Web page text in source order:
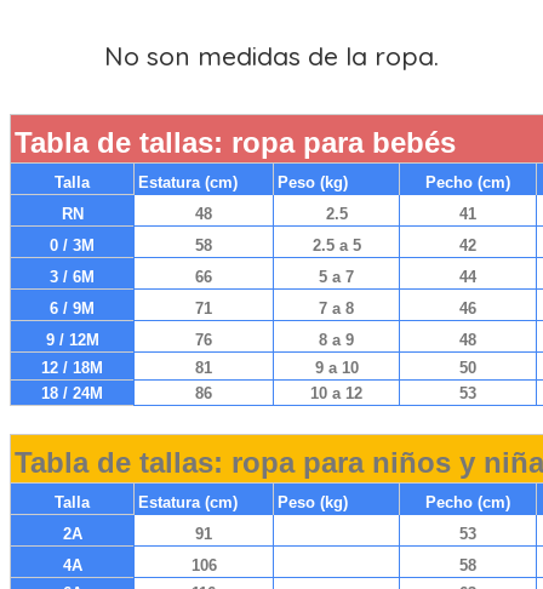
No son medidas de la ropa.
Tabla de tallas: ropa para bebés
Talla Estatura (cm) Peso (kg)
Pecho (cm)
RN
48 2.5
41
0 / 3M
58 2.5 a 5
42
3 / 6M
66 5 a 7
44
6 / 9M
71 7 a 8
46
9 / 12M
76 8 a 9
48
12 / 18M
81 9 a 10
50
18 / 24M
86 10 a 12 53
Tabla de tallas: ropa para niños y
Talla Estatura (cm) Peso (kg)
Pecho (cm)
2A
91
53
4A
106
58